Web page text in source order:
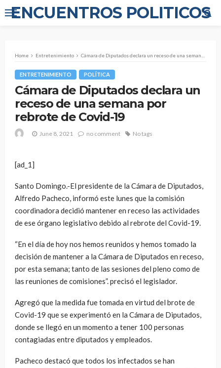
ENCUENTROS POLITICOS
Home Entretenimiento Cámara de Diputados declara un receso de una semana por rebrote de Covid-19
ENTRETENIMIENTO POLÍTICA
Cámara de Diputados declara un
receso de una semana por
rebrote de Covid-19
June 8, 2021 no comment No tags
[ad_1]
Santo Domingo.-El presidente de la Cámara de Diputados,
Alfredo Pacheco, informó este lunes que la comisión
coordinadora decidió mantener en receso las actividades
de ese órgano legislativo debido al rebrote del Covid-19.
“En el día de hoy nos hemos reunidos y hemos tomado la
decisión de mantener a la Cámara de Diputados en receso,
por esta semana; tanto de las sesiones del pleno como de
las reuniones de comisiones”. precisó el legislador.
Agregó que la medida fue tomada en virtud del brote de
Covid-19 que se experimentó en la Cámara de Diputados,
donde se llegó en un momento a tener 100 personas
contagiadas entre diputados y empleados.
Pacheco destacó que todos los infectados se han